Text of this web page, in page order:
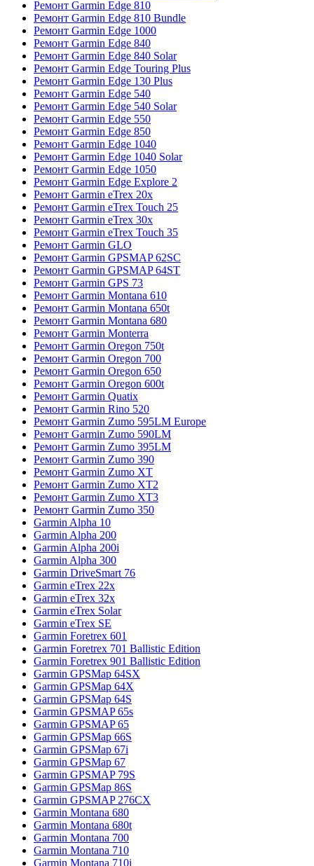
Ремонт Garmin Edge 810
Ремонт Garmin Edge 810 Bundle
Ремонт Garmin Edge 1000
Ремонт Garmin Edge 840
Ремонт Garmin Edge 840 Solar
Ремонт Garmin Edge Touring Plus
Ремонт Garmin Edge 130 Plus
Ремонт Garmin Edge 540
Ремонт Garmin Edge 540 Solar
Ремонт Garmin Edge 550
Ремонт Garmin Edge 850
Ремонт Garmin Edge 1040
Ремонт Garmin Edge 1040 Solar
Ремонт Garmin Edge 1050
Ремонт Garmin Edge Explore 2
Ремонт Garmin eTrex 20x
Ремонт Garmin eTrex Touch 25
Ремонт Garmin eTrex 30x
Ремонт Garmin eTrex Touch 35
Ремонт Garmin GLO
Ремонт Garmin GPSMAP 62SC
Ремонт Garmin GPSMAP 64ST
Ремонт Garmin GPS 73
Ремонт Garmin Montana 610
Ремонт Garmin Montana 650t
Ремонт Garmin Montana 680
Ремонт Garmin Monterra
Ремонт Garmin Oregon 750t
Ремонт Garmin Oregon 700
Ремонт Garmin Oregon 650
Ремонт Garmin Oregon 600t
Ремонт Garmin Quatix
Ремонт Garmin Rino 520
Ремонт Garmin Zumo 595LM Europe
Ремонт Garmin Zumo 590LM
Ремонт Garmin Zumo 395LM
Ремонт Garmin Zumo 390
Ремонт Garmin Zumo XT
Ремонт Garmin Zumo XT2
Ремонт Garmin Zumo XT3
Ремонт Garmin Zumo 350
Garmin Alpha 10
Garmin Alpha 200
Garmin Alpha 200i
Garmin Alpha 300
Garmin DriveSmart 76
Garmin eTrex 22x
Garmin eTrex 32x
Garmin eTrex Solar
Garmin eTrex SE
Garmin Foretrex 601
Garmin Foretrex 701 Ballistic Edition
Garmin Foretrex 901 Ballistic Edition
Garmin GPSMap 64SX
Garmin GPSMap 64X
Garmin GPSMap 64S
Garmin GPSMAP 65s
Garmin GPSMAP 65
Garmin GPSMap 66S
Garmin GPSMap 67i
Garmin GPSMap 67
Garmin GPSMAP 79S
Garmin GPSMap 86S
Garmin GPSMAP 276CX
Garmin Montana 680
Garmin Montana 680t
Garmin Montana 700
Garmin Montana 710
Garmin Montana 710i